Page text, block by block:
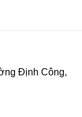
Định Công,